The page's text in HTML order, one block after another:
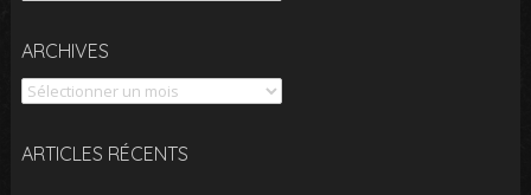
ARCHIVES
Archives
ARTICLES RÉCENTS